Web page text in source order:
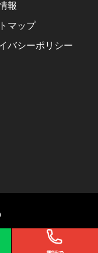
報
マップ
バシーポリシー